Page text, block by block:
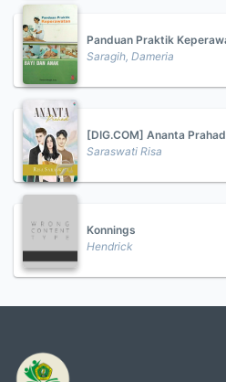
Panduan Praktik
Saragih, Dameria
[DIG.COM] Ananta
Saraswati Risa
Konnings
Hendrick